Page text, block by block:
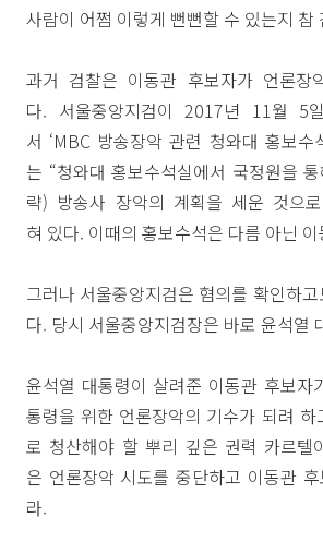
사람이 어쩜 이렇게 뻔뻔할 수 있는지 참
과거 검찰은 이동관 후보자가 언론장
다. 서울중앙지검이 2017년 11월 5
서 ‘MBC 방송장악 관련 청와대 홍보수
는 “청와대 홍보수석실에서 국정원을
략) 방송사 장악의 계획을 세운 것으
혀 있다. 이때의 홍보수석은 다름 아닌
그러나 서울중앙지검은 혐의를 확인하
다. 당시 서울중앙지검장은 바로 윤석열
윤석열 대통령이 살려준 이동관 후보자
통령을 위한 언론장악의 기수가 되려 하
로 청산해야 할 뿌리 깊은 권력 카르텔
은 언론장악 시도를 중단하고 이동관
라.